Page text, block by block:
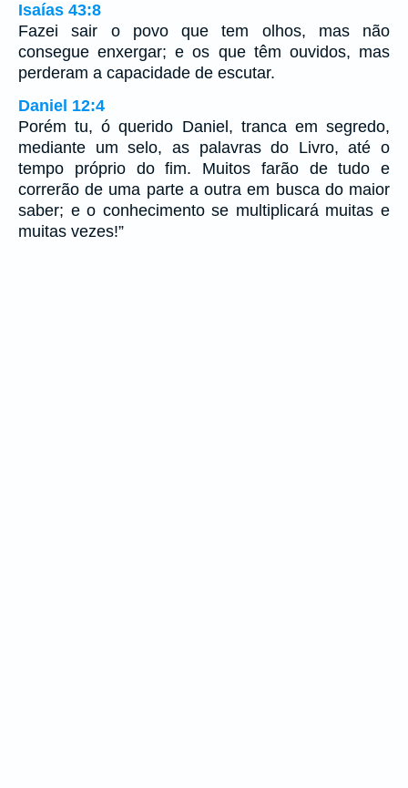
Isaías 43:8
Fazei sair o povo que tem olhos, mas não
consegue enxergar; e os que têm ouvidos, mas
perderam a capacidade de escutar.
Daniel 12:4
Porém tu, ó querido Daniel, tranca em segredo,
mediante um selo, as palavras do Livro, até o
tempo próprio do fim. Muitos farão de tudo e
correrão de uma parte a outra em busca do maior
saber; e o conhecimento se multiplicará muitas e
muitas vezes!”